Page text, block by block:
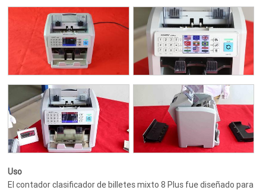
Uso
El contador clasificador de billetes mixto 8 Plus fue diseñado para